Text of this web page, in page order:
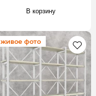
В корзину
живое фото